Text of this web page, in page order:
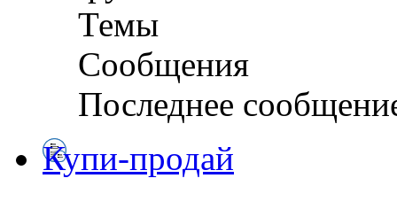
Темы
Сообщения
Последнее
Купи-продай